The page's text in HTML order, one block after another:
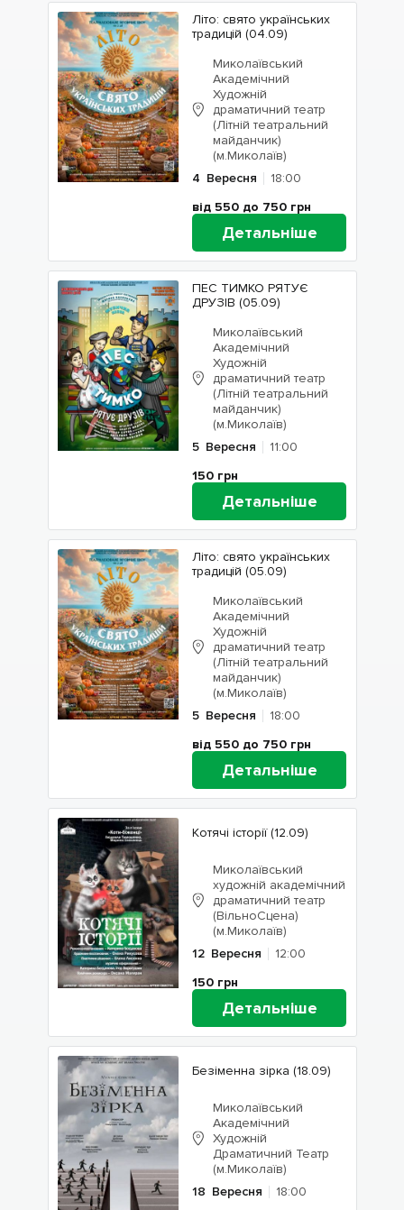
Літо: свято українських
традицій (04.09)
Миколаївський
Академічний
Художній
драматичний театр
(Літній театральний
майданчик)
(м.Миколаїв)
4 Вересня
18:00
від 550 до 750 грн
Детальніше
ПЕС ТИМКО РЯТУЄ
ДРУЗІВ (05.09)
Миколаївський
Академічний
Художній
драматичний театр
(Літній театральний
майданчик)
(м.Миколаїв)
5 Вересня
11:00
150 грн
Детальніше
Літо: свято українських
традицій (05.09)
Миколаївський
Академічний
Художній
драматичний театр
(Літній театральний
майданчик)
(м.Миколаїв)
5 Вересня
18:00
від 550 до 750 грн
Детальніше
Котячі історії (12.09)
Миколаївський
художній академічний
драматичний театр
(ВільноСцена)
(м.Миколаїв)
12 Вересня
12:00
150 грн
Детальніше
Безіменна зірка (18.09)
Миколаївський
Академічний
Художній
Драматичний Театр
(м.Миколаїв)
18 Вересня 18:00